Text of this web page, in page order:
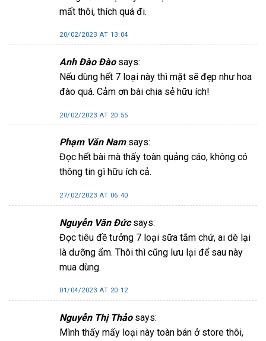
mất thôi, thích quá đi.
20/02/2023 AT 13:04
Anh Đào Đào says:
Nếu dùng hết 7 loại này thì mặt sẽ đẹp như hoa
đào quá. Cảm ơn bài chia sẻ hữu ích!
20/02/2023 AT 20:55
Phạm Văn Nam says:
Đọc hết bài mà thấy toàn quảng cáo, không có
thông tin gì hữu ích cả.
27/02/2023 AT 06:40
Nguyễn Văn Đức says:
Đọc tiêu đề tưởng 7 loại sữa tắm chứ, ai dè lại
là dưỡng ẩm. Thôi thì cũng lưu lại để sau này
mua dùng.
01/04/2023 AT 20:12
Nguyễn Thị Thảo says:
Mình thấy mấy loại này toàn bán ở store thôi,